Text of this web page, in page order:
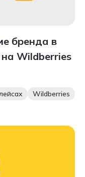
бренда в
Wildberries
Wildberries